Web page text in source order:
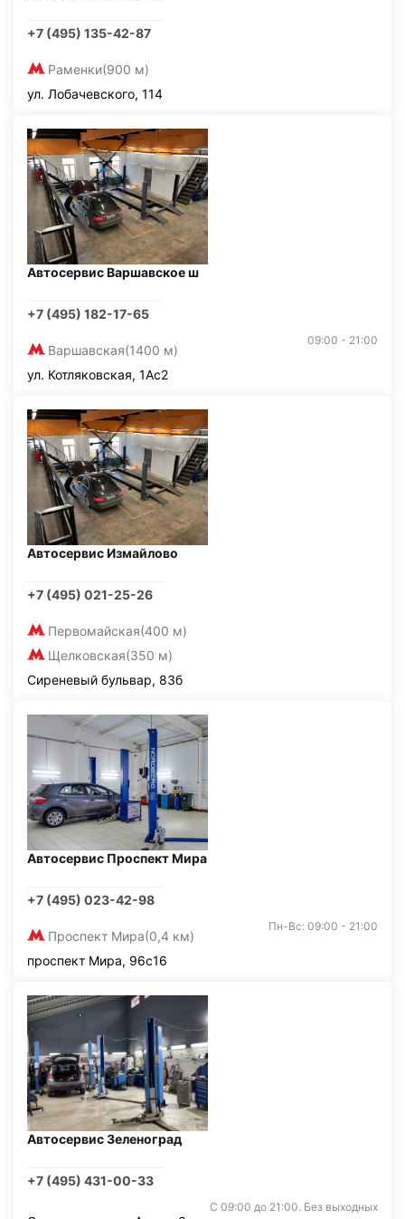
+7 (495) 135-42-87
Раменки(900 м)
ул. Лобачевского, 114
Автосервис Варшавское ш
+7 (495) 182-17-65
Варшавская(1400 м)
09:00 - 21:00
ул. Котляковская, 1Ас2
Автосервис Измайлово
+7 (495) 021-25-26
Первомайская(400 м)
Щелковская(350 м)
Сиреневый бульвар, 83б
Автосервис Проспект Мира
+7 (495) 023-42-98
Проспект Мира(0,4 км)
Пн-Вс: 09:00 - 21:00
проспект Мира, 96с16
Автосервис Зеленоград
+7 (495) 431-00-33
С 09:00 до 21:00. Без выходных